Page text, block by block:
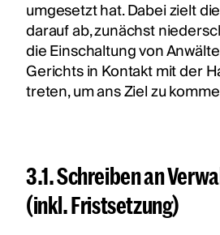
umgesetzt hat. Dabei zielt
darauf ab, zunächst
die Einschaltung von
Gerichts in Kontakt mit der
treten, um ans Ziel zu
3.1. Schreiben an
(inkl. Fristsetzung)